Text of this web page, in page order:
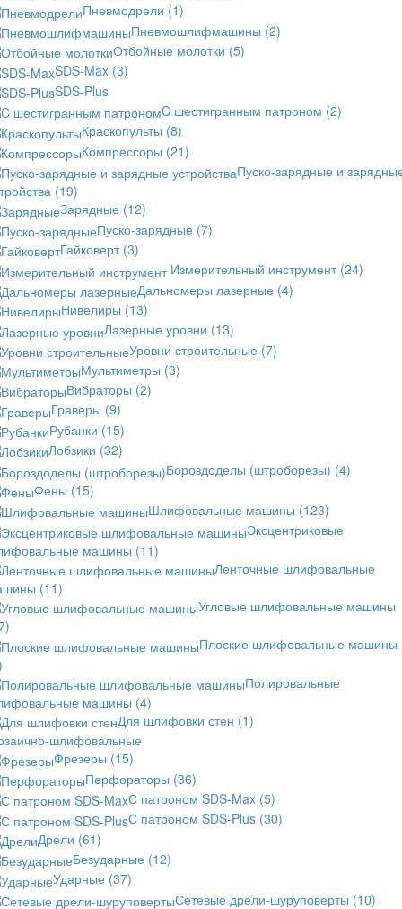
Пневмодрели (1)
Пневмошлифмашины (2)
Отбойные молотки (5)
SDS-Max (3)
SDS-Plus
C шестигранным патроном (2)
Краскопульты (8)
Компрессоры (21)
Пуско-зарядные и
(19)
Зарядные (12)
Пуско-зарядные (7)
Гайковерт (3)
Измерительный инструмент (24)
Дальномеры лазерные (4)
Нивелиры (13)
Лазерные уровни (13)
Уровни строительные (7)
Мультиметры (3)
Вибраторы (2)
Граверы (9)
Рубанки (15)
Лобзики (32)
Бороздоделы (штроборезы) (4)
Фены (15)
Шлифовальные машины (123)
Эксцентриковые
машины (11)
Ленточные шлифовальные
(11)
Угловые шлифовальные машины
Плоские шлифовальные машины
Полировальные
машины (4)
Для шлифовки стен (1)
шлифовальные
Фрезеры (15)
Перфораторы (36)
С патроном SDS-Max (5)
С патроном SDS-Plus (30)
Дрели (61)
Безударные (12)
Ударные (37)
Сетевые дрели-шуруповерты (10)